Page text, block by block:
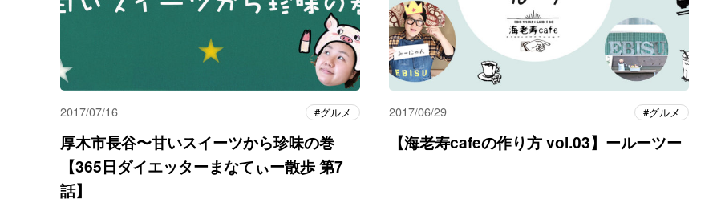
2017/07/16 グルメ
厚木市長谷〜甘いスイーツから珍味の巻
【365日ダイエッターまなてぃー散歩 第7
話】
2017/06/29 グルメ
【海老寿cafeの作り方 vol.03】ールーツー